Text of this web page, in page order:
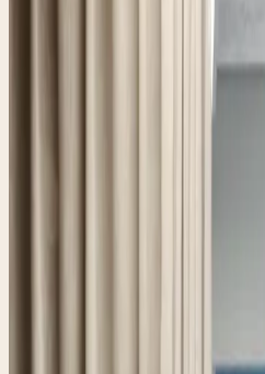
Bij De Gezel kun je
en afgeven van
vrijdag. Gevestigd
aan de Arkelse